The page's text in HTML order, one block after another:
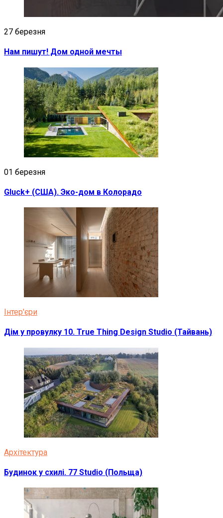
27 березня
Нам пишут! Дом одной мечты
01 березня
Gluck+ (США). Эко-дом в Колорадо
Інтер'єри
Дім у провулку 10. True Thing Design Studio (Тайвань)
Архітектура
Будинок у схилі. 77 Studio (Польща)